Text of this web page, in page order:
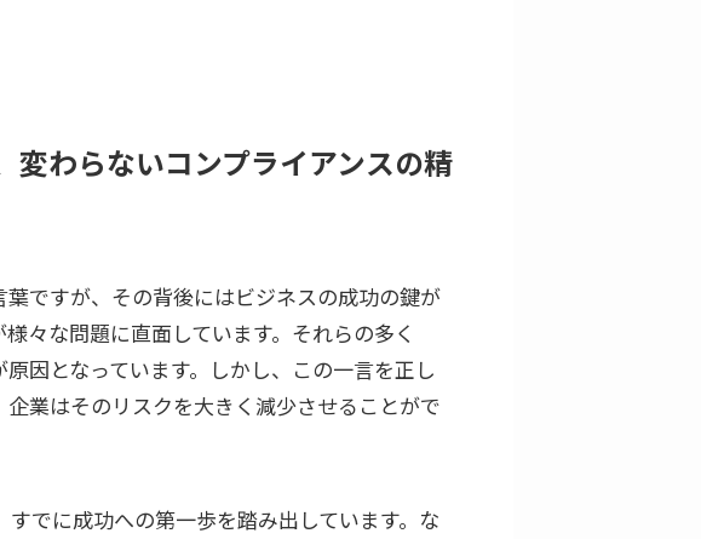
変わらないコンプライアンスの精
ですが、その背後にはビジネスの成功の鍵が
々な問題に直面しています。それらの多く
因となっています。しかし、この一言を正し
業はそのリスクを大きく減少させることがで
でに成功への第一歩を踏み出しています。な